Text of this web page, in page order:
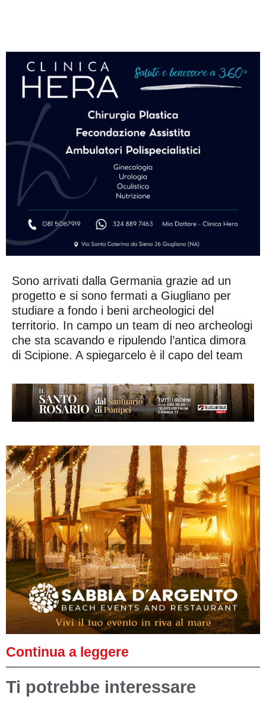
Sono arrivati dalla Germania grazie ad un
progetto e si sono fermati a Giugliano per
studiare a fondo i beni archeologici del
territorio. In campo un team di neo archeologi
che sta scavando e ripulendo l’antica dimora
di Scipione. A spiegarcelo è il capo del team
Continua a leggere
Ti potrebbe interessare